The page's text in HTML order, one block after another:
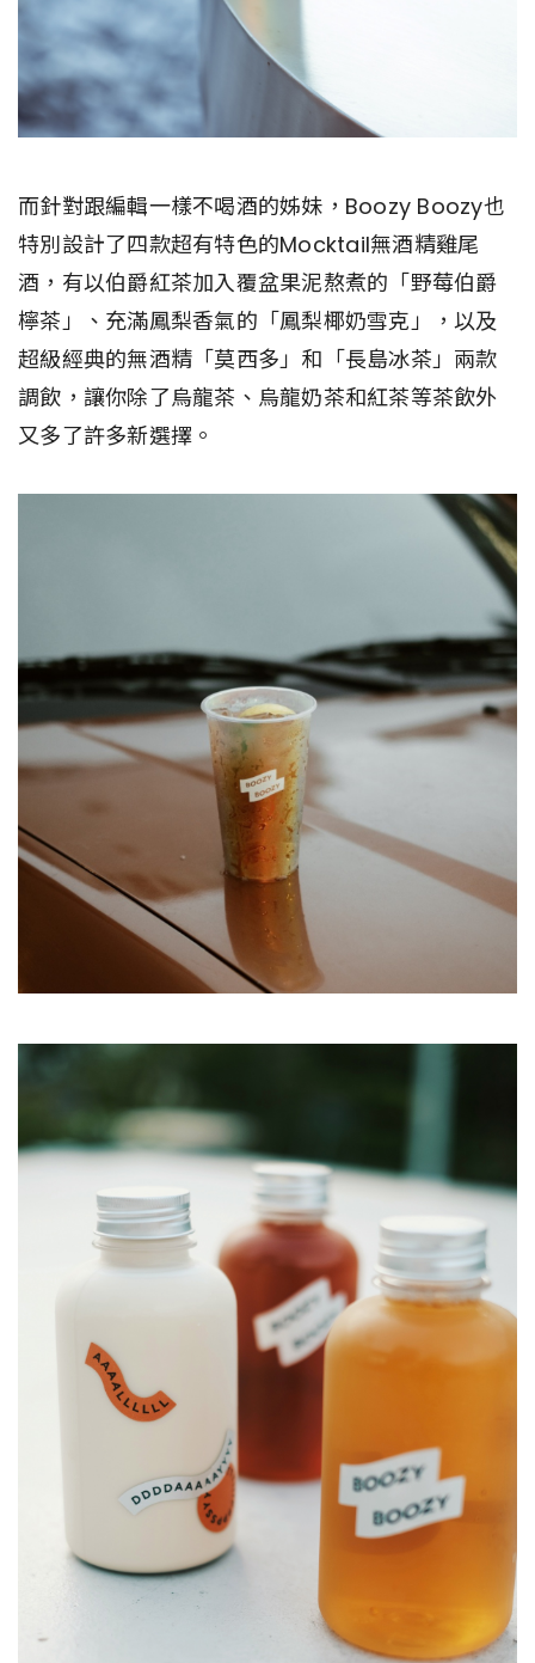
而針對跟編輯一樣不喝酒的姊妹，Boozy Boozy也
特別設計了四款超有特色的Mocktail無酒精雞尾
酒，有以伯爵紅茶加入覆盆果泥熬煮的「野莓伯爵
檸茶」、充滿鳳梨香氣的「鳳梨椰奶雪克」，以及
超級經典的無酒精「莫西多」和「長島冰茶」兩款
調飲，讓你除了烏龍茶、烏龍奶茶和紅茶等茶飲外
又多了許多新選擇。